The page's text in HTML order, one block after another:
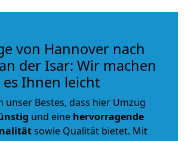
von Hannover nach
der Isar: Wir machen
es Ihnen leicht
unser Bestes, dass hier Umzug
und eine hervorragende
sowie Qualität bietet. Mit